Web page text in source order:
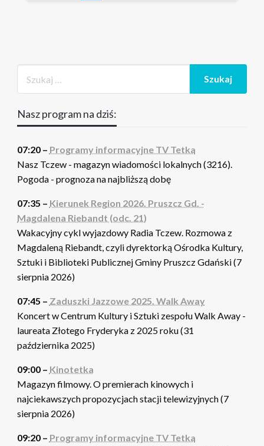
Nasz program na dziś:
07:20 – Programy informacyjne TV Tetka
Nasz Tczew - magazyn wiadomości lokalnych (3216).
Pogoda - prognoza na najbliższą dobę
07:35 – Kierunek Region 2026. Pruszcz Gd. -
Magdalena Riebandt (odc. 21)
Wakacyjny cykl wyjazdowy Radia Tczew. Rozmowa z
Magdaleną Riebandt, czyli dyrektorką Ośrodka Kultury,
Sztuki i Biblioteki Publicznej Gminy Pruszcz Gdański (7
sierpnia 2026)
07:45 – Zaduszki Jazzowe 2025. Walk Away
Koncert w Centrum Kultury i Sztuki zespołu Walk Away -
laureata Złotego Fryderyka z 2025 roku (31
października 2025)
09:00 – Kinotetka
Magazyn filmowy. O premierach kinowych i
najciekawszych propozycjach stacji telewizyjnych (7
sierpnia 2026)
09:20 – Programy informacyjne TV Tetka